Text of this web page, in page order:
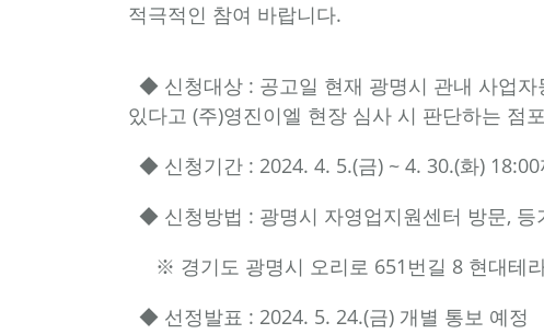
적극적인 참여 바랍니다.
◆ 신청대상 : 공고일 현재 광명시 관내 사업
있다고 (주)영진이엘 현장 심사 시 판단하는
◆ 신청기간 : 2024. 4. 5.(금) ~ 4. 30.(화) 18:00
◆ 신청방법 : 광명시 자영업지원센터 방문, 등
※ 경기도 광명시 오리로 651번길 8 현대테
◆ 선정발표 : 2024. 5. 24.(금) 개별 통보 예정